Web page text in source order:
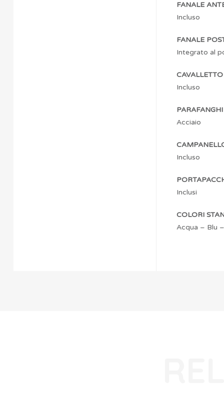
FANALE
Incluso
FANALE
Integrato al
CAVALLETTO
Incluso
PARAFANGHI
Acciaio
Incluso
Inclusi
COLORI
Acqua – Blu